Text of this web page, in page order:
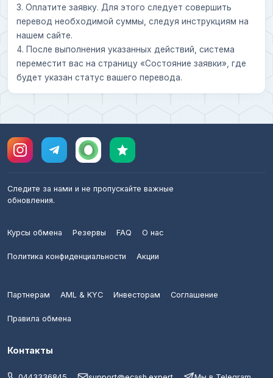
3. Оплатите заявку. Для этого следует совершить
перевод необходимой суммы, следуя инструкциям на
нашем сайте.
4. После выполнения указанных действий, система
переместит вас на страницу «Состояние заявки», где
будет указан статус вашего перевода.
Следите за нами и не пропускайте важные
обновления.
Курсы обмена Резервы FAQ О нас
Политика конфиденциальности Акции
Партнерам AML & KYC Инвесторам Соглашение
Правила обмена
Контакты